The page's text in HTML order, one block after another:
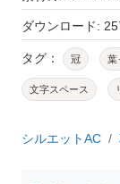
ダウンロード:
タグ： 冠 葉
文字スペース
シルエットAC